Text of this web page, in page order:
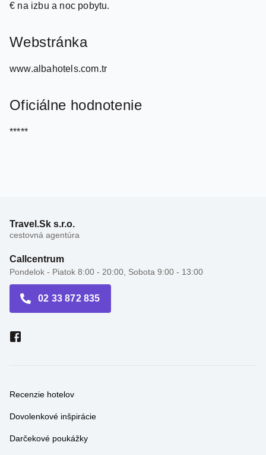
www.albahotels.com.tr
*****
Callcentrum
02 33 872 835
Dovolenkové inšpirácie
Darčekové poukážky
Cestovné kancelárie